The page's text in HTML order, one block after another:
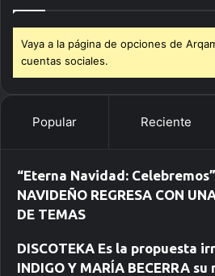
Vaya a la página de opciones de
cuentas sociales.
Popular Reciente
“Eterna Navidad:
NAVIDEÑO REGRESA CON
DE TEMAS
DISCOTEKA Es la propuesta
INDIGO Y MARÍA BECERRA